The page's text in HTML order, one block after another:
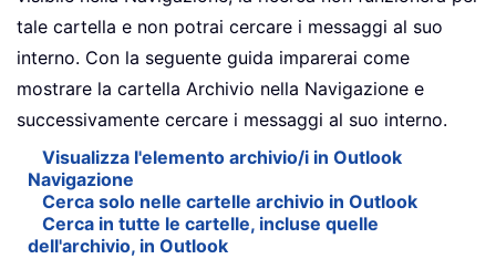
tale cartella e non potrai cercare i messaggi al suo
interno. Con la seguente guida imparerai come
mostrare la cartella Archivio nella Navigazione e
successivamente cercare i messaggi al suo interno.
Visualizza l'elemento archivio/i in Outlook
Navigazione
Cerca solo nelle cartelle archivio in Outlook
Cerca in tutte le cartelle, incluse quelle
dell'archivio, in Outlook